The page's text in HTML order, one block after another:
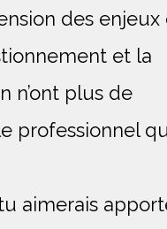
des enjeux
et la
n’ont plus de
professionnel
aimerais